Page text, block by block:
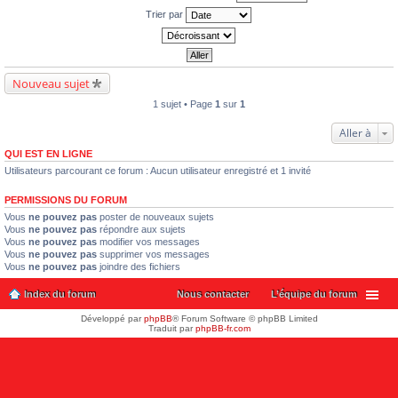
Trier par
Nouveau sujet
1 sujet • Page 1 sur 1
Aller à
QUI EST EN LIGNE
Utilisateurs parcourant ce forum : Aucun utilisateur enregistré et 1 invité
PERMISSIONS DU FORUM
Vous ne pouvez pas poster de nouveaux sujets
Vous ne pouvez pas répondre aux sujets
Vous ne pouvez pas modifier vos messages
Vous ne pouvez pas supprimer vos messages
Vous ne pouvez pas joindre des fichiers
Index du forum L’équipe du forum
Nous contacter
Développé parphpBB® Forum Software © phpBB Limited
Traduit parphpBB-fr.com